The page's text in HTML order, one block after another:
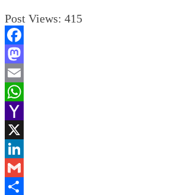
Post Views: 415
Facebook
Mastodon
Email
WhatsApp
Yahoo
Mail
X
LinkedIn
Gmail